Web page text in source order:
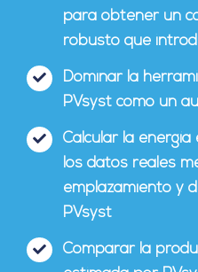
para obtener un
robusto que
Dominar la
PVsyst como un
Calcular la
los datos reales
emplazamiento y
PVsyst
Comparar la